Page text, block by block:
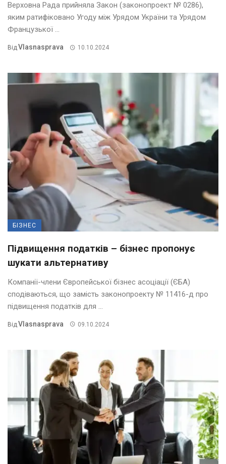
Верховна Рада прийняла Закон (законопроект № 0286),
яким ратифіковано Угоду між Урядом України та Урядом
Французької ...
ВідVlasnasprava 10.10.2024
БІЗНЕС
Підвищення податків – бізнес пропонує
шукати альтернативу
Компанії-члени Європейської бізнес асоціації (ЄБА)
сподіваються, що замість законопроекту № 11416-д про
підвищення податків для ...
Від Vlasnasprava 09.10.2024